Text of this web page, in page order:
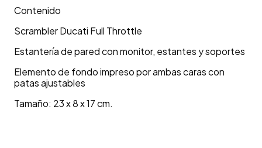
Contenido
Scrambler Ducati Full Throttle
Estantería de pared con monitor, estantes y soportes
Elemento de fondo impreso por ambas caras con
patas ajustables
Tamaño: 23 x 8 x 17 cm.